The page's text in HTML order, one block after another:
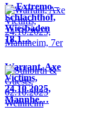
In Extremo –
Schlachthof,
Wiesbaden
18.1…
Warrant, Axe
Victims,
24.10.2025,
Mannhe…